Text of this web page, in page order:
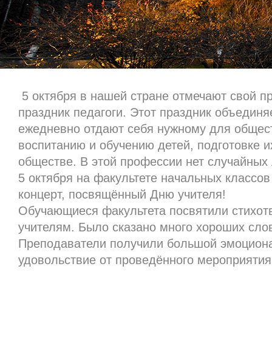
5 октября в нашей стране отмечают свой
праздник педагоги. Этот праздник
ежедневно отдают себя нужному для
воспитанию и обучению детей, подготовке
обществе. В этой профессии нет
5 октября на факультете начальных
концерт, посвящённый Дню учителя!
Обучающиеся факультета посвятили
учителям. Было сказано много хороших
Преподаватели получили большой
удовольствие от проведённого